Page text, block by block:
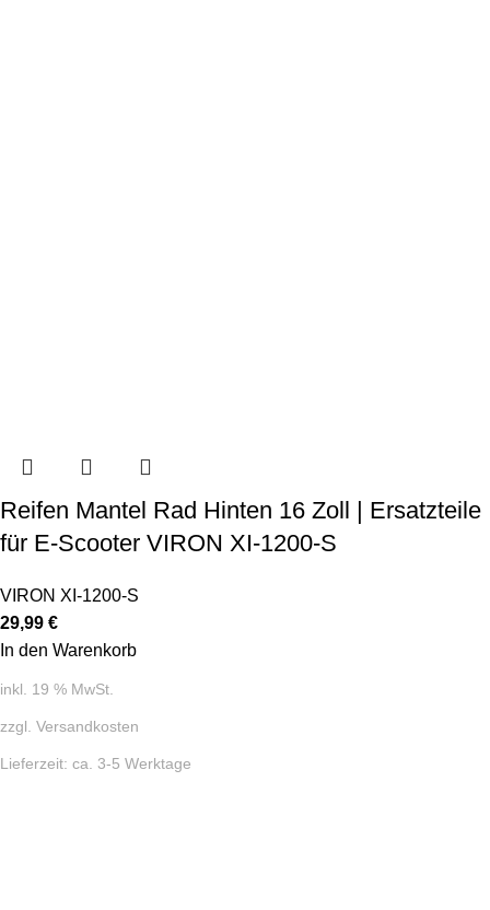
Reifen Mantel Rad Hinten 16 Zoll | Ersatzteile
für E-Scooter VIRON XI-1200-S
VIRON XI-1200-S
29,99 €
In den Warenkorb
inkl. 19 % MwSt.
zzgl. Versandkosten
Lieferzeit: ca. 3-5 Werktage